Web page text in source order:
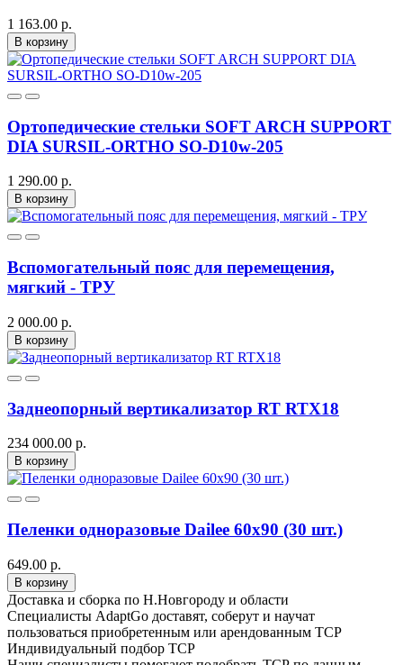
1 163.00 р.
В корзину
Ортопедические стельки SOFT ARCH SUPPORT
DIA SURSIL-ORTHO SO-D10w-205
1 290.00 р.
В корзину
Вспомогательный пояс для перемещения,
мягкий - ТРУ
2 000.00 р.
В корзину
Заднеопорный вертикализатор RT RTX18
234 000.00 р.
В корзину
Пеленки одноразовые Dailee 60x90 (30 шт.)
649.00 р.
В корзину
Доставка и сборка по Н.Новгороду и области
Специалисты AdaptGo доставят, соберут и научат
пользоваться приобретенным или арендованным ТСР
Индивидуальный подбор ТСР